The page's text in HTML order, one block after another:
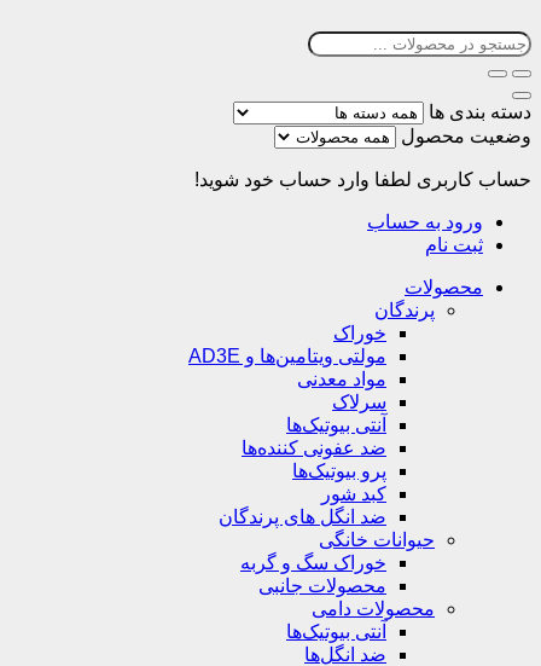
دسته بندی ها
وضعیت محصول
حساب کاربری لطفا وارد حساب خود شوید!
ورود به حساب
ثبت نام
محصولات
پرندگان
خوراک
مولتی ویتامین‌ها و AD3E
مواد معدنی
سرلاک
آنتی بیوتیک‌ها
ضد عفونی کننده‌ها
پرو بیوتیک‌ها
کبد شور
ضد انگل های پرندگان
حیوانات خانگی
خوراک سگ و گربه
محصولات جانبی
محصولات دامی
آنتی بیوتیک‌ها
ضد انگل‌ها